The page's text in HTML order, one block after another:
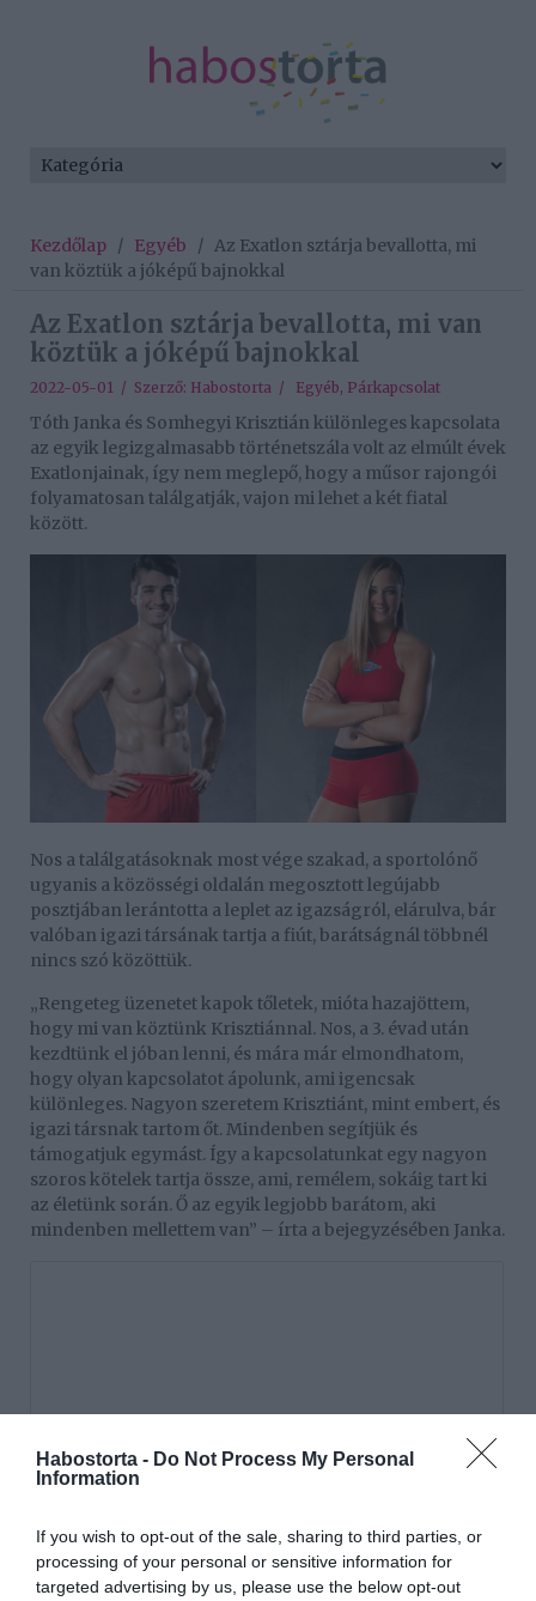
Habostorta - Do Not Process My Personal
Information
If you wish to opt-out of the sale, sharing to third parties, or
processing of your personal or sensitive information for
targeted advertising by us, please use the below opt-out
Kezdőlap / Egyéb / Az Exatlon sztárja bevallotta, mi
van köztük a jóképű bajnokkal
Az Exatlon sztárja bevallotta, mi van
köztük a jóképű bajnokkal
2022-05-01 / Szerző: Habostorta / Egyéb, Párkapcsolat
Tóth Janka és Somhegyi Krisztián különleges kapcsolata
az egyik legizgalmasabb történetszála volt az elmúlt évek
Exatlonjainak, így nem meglepő, hogy a műsor rajongói
folyamatosan találgatják, vajon mi lehet a két fiatal
között.
Nos a találgatásoknak most vége szakad, a sportolónő
ugyanis a közösségi oldalán megosztott legújabb
posztjában lerántotta a leplet az igazságról, elárulva, bár
valóban igazi társának tartja a fiút, barátságnál többnél
nincs szó közöttük.
„Rengeteg üzenetet kapok tőletek, mióta hazajöttem,
hogy mi van köztünk Krisztiánnal. Nos, a 3. évad után
kezdtünk el jóban lenni, és mára már elmondhatom,
hogy olyan kapcsolatot ápolunk, ami igencsak
különleges. Nagyon szeretem Krisztiánt, mint embert, és
igazi társnak tartom őt. Mindenben segítjük és
támogatjuk egymást. Így a kapcsolatunkat egy nagyon
szoros kötelek tartja össze, ami, remélem, sokáig tart ki
az életünk során. Ő az egyik legjobb barátom, aki
mindenben mellettem van” – írta a bejegyzésében Janka.